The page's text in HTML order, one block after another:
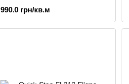
990.0 грн/кв.м